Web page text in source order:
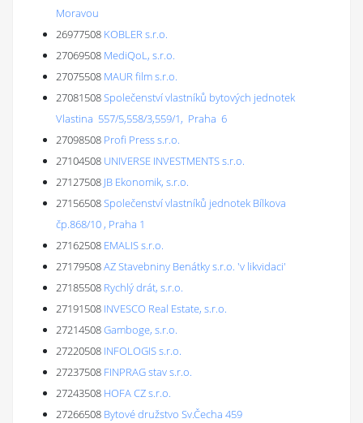
Moravou
26977508 KOBLER s.r.o.
27069508 MediQoL, s.r.o.
27075508 MAUR film s.r.o.
27081508Společenství vlastníků bytových jednotek
Vlastina 557/5,558/3,559/1, Praha 6
27098508 Profi Press s.r.o.
27104508 UNIVERSE INVESTMENTS s.r.o.
27127508 JB Ekonomik, s.r.o.
27156508Společenství vlastníků jednotek Bílkova
čp.868/10 , Praha 1
27162508 EMALIS s.r.o.
27179508AZ Stavebniny Benátky s.r.o. 'v likvidaci'
27185508 Rychlý drát, s.r.o.
27191508 INVESCO Real Estate, s.r.o.
27214508Gamboge, s.r.o.
27220508 INFOLOGIS s.r.o.
27237508 FINPRAG stav s.r.o.
27243508 HOFA CZ s.r.o.
27266508 Bytové družstvo Sv.Čecha 459